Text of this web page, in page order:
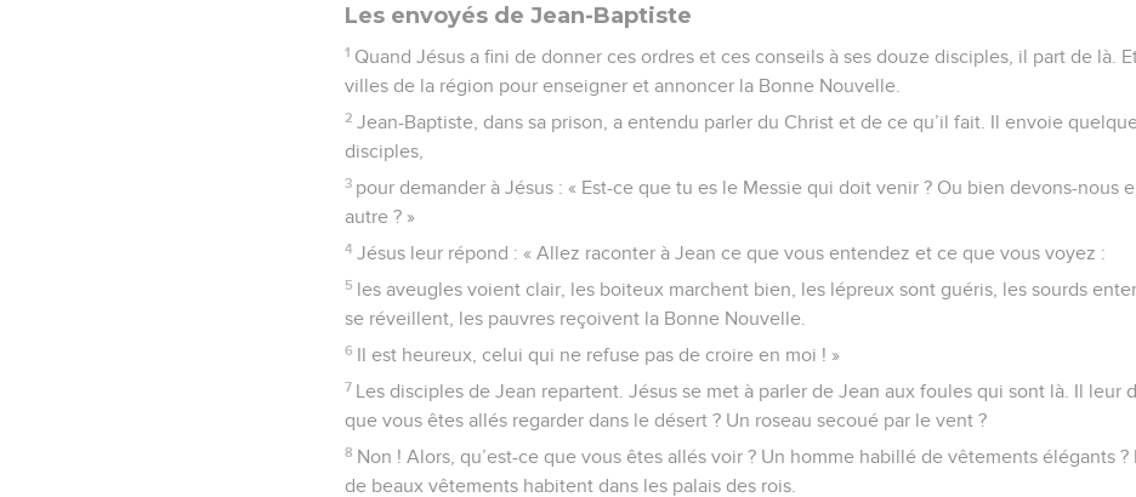
Les envoyés de Jean-Baptiste
1 Quand Jésus a fini de donner ces ordres et ces conseils à ses douze disciples, il part de là.
villes de la région pour enseigner et annoncer la Bonne Nouvelle.
2 Jean-Baptiste, dans sa prison, a entendu parler du Christ et de ce qu’il fait. Il envoie
disciples,
3 pour demander à Jésus : « Est-ce que tu es le Messie qui doit venir ? Ou bien devons-nous
autre ? »
4 Jésus leur répond : « Allez raconter à Jean ce que vous entendez et ce que vous voyez :
5 les aveugles voient clair, les boiteux marchent bien, les lépreux sont guéris, les sourds
se réveillent, les pauvres reçoivent la Bonne Nouvelle.
6 Il est heureux, celui qui ne refuse pas de croire en moi ! »
7 Les disciples de Jean repartent. Jésus se met à parler de Jean aux foules qui sont là. Il leur
que vous êtes allés regarder dans le désert ? Un roseau secoué par le vent ?
8 Non ! Alors, qu’est-ce que vous êtes allés voir ? Un homme habillé de vêtements élégants
de beaux vêtements habitent dans les palais des rois.